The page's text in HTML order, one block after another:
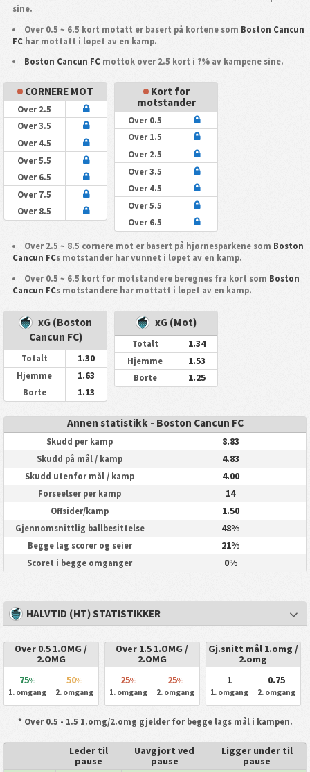
sine.
Over 0.5 ~ 6.5 kort motatt er basert på kortene som Boston Cancun
FChar mottatt i løpet av en kamp.
Boston Cancun FC mottok over 2.5 kort i ?% av kampene sine.
CORNERE MOT
Over 2.5
Over 3.5
Over 4.5
Over 5.5
Over 6.5
Over 7.5
Over 8.5
Kort for
motstander
Over 0.5
Over 1.5
Over 2.5
Over 3.5
Over 4.5
Over 5.5
Over 6.5
Over 2.5 ~ 8.5 cornere mot er basert på hjørnesparkene som Boston
Cancun FCs motstander har vunnet i løpet av en kamp.
Over 0.5 ~ 6.5 kort for motstandere beregnes fra kort som Boston
Cancun FCs motstandere har mottatt i løpet av en kamp.
xG (Boston
Cancun FC)
Totalt 1.30
Hjemme 1.63
Borte 1.13
xG (Mot)
Totalt 1.34
Hjemme 1.53
Borte 1.25
Annen statistikk - Boston Cancun FC
Skudd per kamp 8.83
Skudd på mål / kamp 4.83
Skudd utenfor mål / kamp 4.00
Forseelser per kamp 14
Offsider/kamp 1.50
Gjennomsnittlig ballbesittelse 48%
Begge lag scorer og seier 21%
Scoret i begge omganger 0%
HALVTID (HT) STATISTIKKER
Over 0.5 1.OMG /
2.OMG
75%
1. omgang
50%
2. omgang
Over 1.5 1.OMG /
2.OMG
25%
1. omgang
25%
2. omgang
Gj.snitt mål 1.omg /
2.omg
1
1. omgang
0.75
2. omgang
* Over 0.5 - 1.5 1.omg/2.omg gjelder for begge lags mål i kampen.
Leder til
pause
Uavgjort ved
pause
Ligger under til
pause